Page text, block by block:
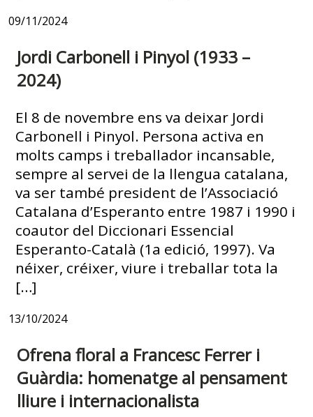
09/11/2024
Jordi Carbonell i Pinyol (1933 –
2024)
El 8 de novembre ens va deixar Jordi
Carbonell i Pinyol. Persona activa en
molts camps i treballador incansable,
sempre al servei de la llengua catalana,
va ser també president de l’Associació
Catalana d’Esperanto entre 1987 i 1990 i
coautor del Diccionari Essencial
Esperanto-Català (1a edició, 1997). Va
néixer, créixer, viure i treballar tota la
[…]
13/10/2024
Ofrena floral a Francesc Ferrer i
Guàrdia: homenatge al pensament
lliure i internacionalista